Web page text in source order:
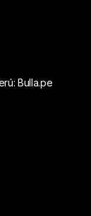
Bulla.pe